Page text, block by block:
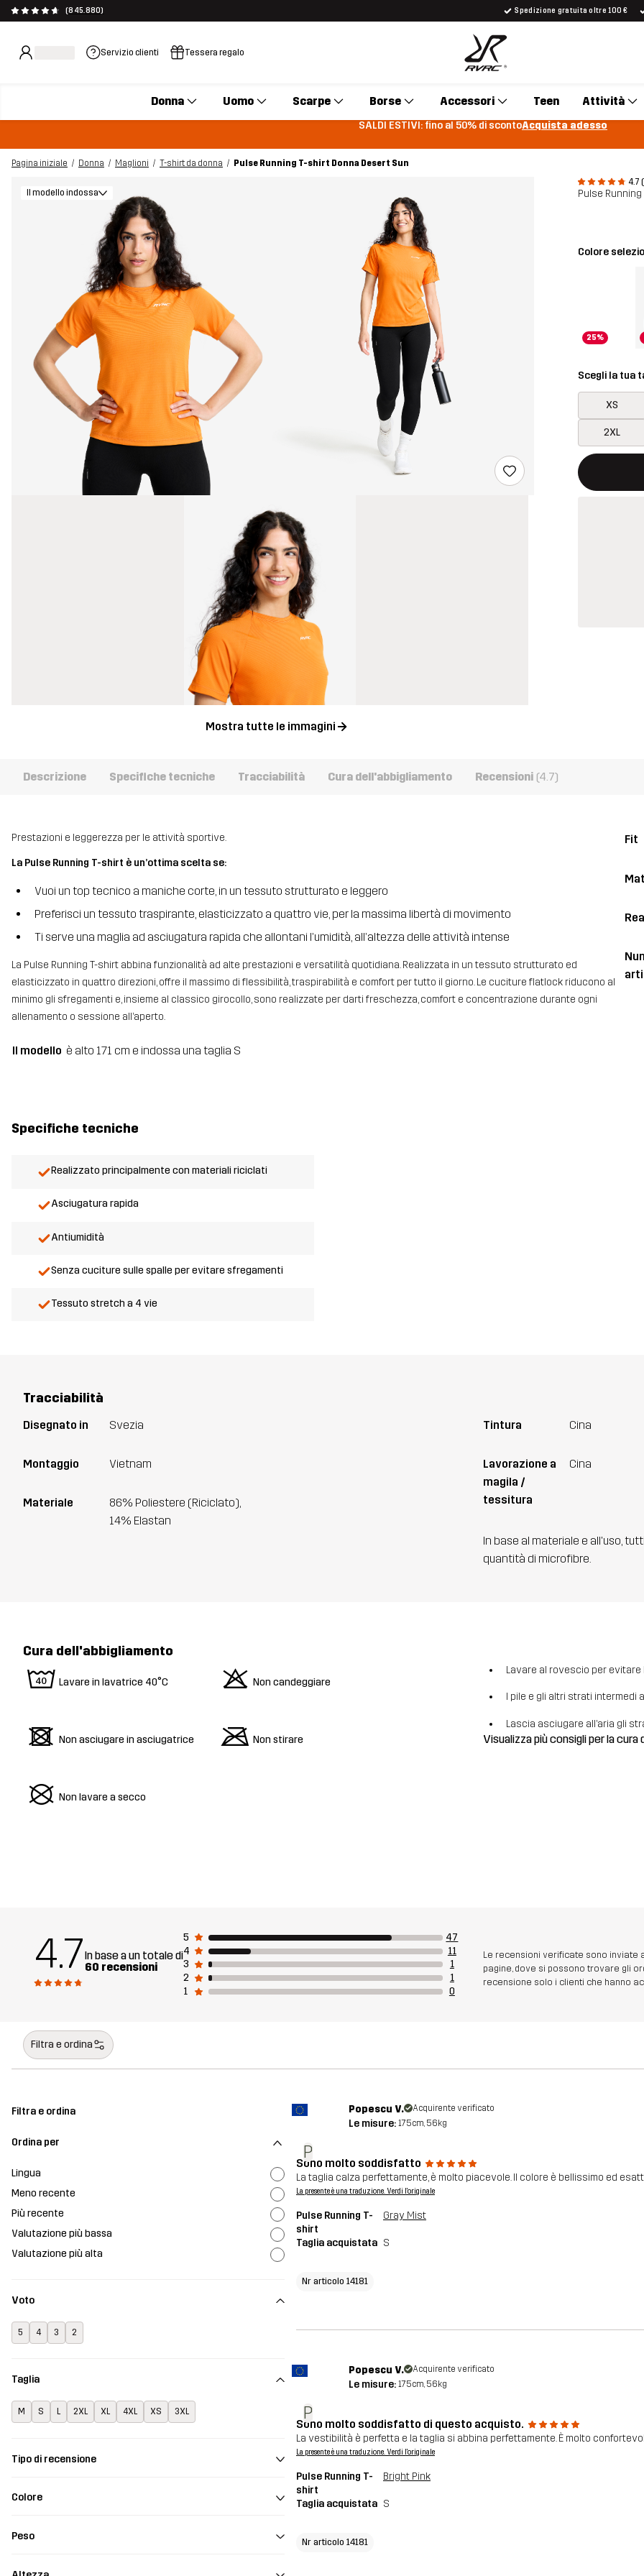
(845.880) Spedizione gratuita oltre 100 €
Servizio clienti Tessera regalo
Donna Uomo Scarpe Borse Accessori Teen Attività
SALDI ESTIVI: fino al 50% di scontoAcquista adesso
Pagina iniziale Donna Maglioni T-shirt da donna
Pulse Running T-shirt Donna Desert Sun
4.7
Pulse
Il modello indossa
Mostra tutte le immagini
Colore
25%
Scegli la tua
XS
2XL
Questo
{{size}} non
Descrizione Specifiche tecniche Tracciabilità Cura dell'abbigliamento Recensioni (4.7)
Prestazioni e leggerezza per le attività sportive.
La Pulse Running T-shirt è un’ottima scelta se:
Vuoi un top tecnico a maniche corte, in un tessuto strutturato e leggero
Preferisci un tessuto traspirante, elasticizzato a quattro vie, per la massima libertà di movimento
Ti serve una maglia ad asciugatura rapida che allontani l’umidità, all’altezza delle attività intense
La Pulse Running T-shirt abbina funzionalità ad alte prestazioni e versatilità quotidiana. Realizzata in un tessuto strutturato ed
elasticizzato in quattro direzioni, offre il massimo di flessibilità, traspirabilità e comfort per tutto il giorno. Le cuciture flatlock riducono al
minimo gli sfregamenti e, insieme al classico girocollo, sono realizzate per darti freschezza, comfort e concentrazione durante ogni
allenamento o sessione all’aperto.
Il modello è alto 171 cm e indossa una taglia S
Fit
Specifiche tecniche
Realizzato principalmente con materiali riciclati
Asciugatura rapida
Antiumidità
Senza cuciture sulle spalle per evitare sfregamenti
Tessuto stretch a 4 vie
Tracciabilità
Disegnato in Svezia
Montaggio Vietnam
Materiale
86% Poliestere (Riciclato),
14% Elastan
Tintura Cina
Lavorazione a
magila /
tessitura
Cina
In base al materiale e all'uso,
quantità di microfibre.
Cura dell'abbigliamento
8 Lavare in lavatrice 40°C o Non candeggiare
d Non asciugare in asciugatrice m Non stirare
U Non lavare a secco
Lavare al rovescio per evitare
I pile e gli altri strati intermedi
Lascia asciugare all’aria gli
Visualizza più consigli per la cura
4.7In base a un totale di
60 recensioni
5
47
4
11
3
1
2
1
1
0
Le recensioni verificate sono inviate
pagine, dove si possono trovare gli
recensione solo i clienti che hanno
Filtra e ordina
Filtra e ordina
Ordina per
Lingua
Meno recente
Più recente
Valutazione più bassa
Valutazione più alta
Voto
5 4 3 2
Taglia
M S L 2XL XL 4XL XS 3XL
Tipo di recensione
Colore
Peso
P
Popescu V. Acquirente verificato
Le misure: 175cm, 56kg
Sono molto soddisfatto
La taglia calza perfettamente, è molto piacevole. Il colore è bellissimo ed
La presente è una traduzione. Verdi l'originale
Pulse Running T-
shirt
Gray Mist
Taglia acquistata S
Nr articolo 14181
P
Popescu V. Acquirente verificato
Le misure: 175cm, 56kg
Sono molto soddisfatto di questo acquisto.
La vestibilità è perfetta e la taglia si abbina perfettamente. È molto
La presente è una traduzione. Verdi l'originale
Pulse Running T-
shirt
Bright Pink
Taglia acquistata S
Nr articolo 14181